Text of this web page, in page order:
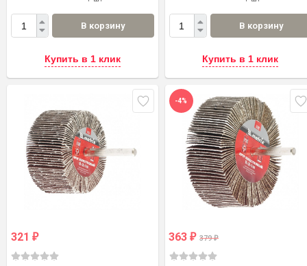
В корзину
Купить в 1 клик
В корзину
Купить в 1 клик
321 ₽
-4%
363₽ 379₽